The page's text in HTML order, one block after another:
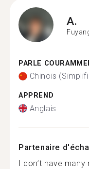
A.
PARLE
Chinois
APPREND
Anglais
Partenaire
I don’t have